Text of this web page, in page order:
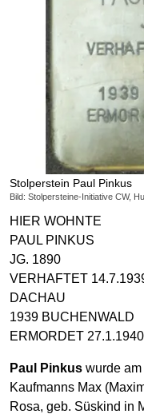
Stolperstein Paul Pinkus
Bild: Stolpersteine-Initiative CW,
HIER WOHNTE
PAUL PINKUS
JG. 1890
VERHAFTET
DACHAU
1939 BUCHENWALD
ERMORDET 27.1.1940
Paul Pinkus wurde
Kaufmanns Max
Rosa, geb. Süskind in